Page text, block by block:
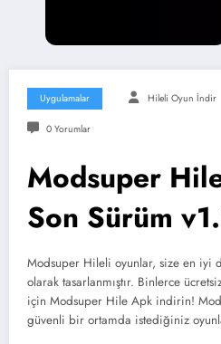
Uygulamalar Hileli Oyun İndir
0 Yorumlar
Modsuper
Son Sürüm
Modsuper Hileli oyunlar, size en iyi
olarak tasarlanmıştır. Binlerce
için Modsuper Hile Apk indirin!
güvenli bir ortamda istediğiniz